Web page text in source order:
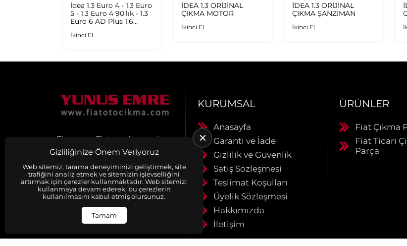
İdea 1.3 Euro 4 - 1.3 Euro
5 - 1.3 Euro 4 90'lık - 1.3
Euro 6 AD Plus 1.6
Orijinal Turbo
İkinci El
İDEA 1.3 ORİJİNAL
ÇIKMA MOTOR
İkinci El
İDEA 1.3 ORİJİNAL
ÇIKMA ŞANZIMAN
İkinci El
Firmamız Fiat araçlarına ait
Orjinal Çıkma Yedek Parça
satışı yapmaktadır.
Ürünlerimiz muhayyerdir.
Ürünlerimiz faturalı ve
evraklıdır. Siparişleriniz
anlaşmalı kargo firmaları ile
aynı gün kargoya verilir.
Detaylı bilgi için bizimel
iletişime geçiniz
KURUMSAL
Anasayfa
Garanti ve İade
Gizlilik ve Güvenlik
Satış Sözleşmesi
Teslimat Koşulları
Üyelik Sözleşmesi
Hakkımızda
İletişim
ÜRÜNLER
Fiat Çıkma
Fiat Ticari
Parça
Gizliliğinize Önem Veriyoruz
Web sitemiz, tarama deneyiminizi geliştirmek, site
trafiğini analiz etmek ve sitemizin işlevselliğini
artırmak için çerezler kullanmaktadır. Web sitemizi
kullanmaya devam ederek, bu çerezlerin
kullanılmasını kabul etmiş olursunuz.
Tamam